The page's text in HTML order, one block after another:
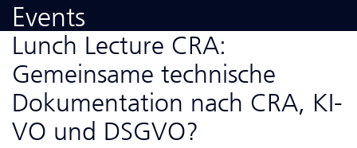
Events
Lunch Lecture CRA:
Gemeinsame technische
Dokumentation nach CRA, KI-
VO und DSGVO?